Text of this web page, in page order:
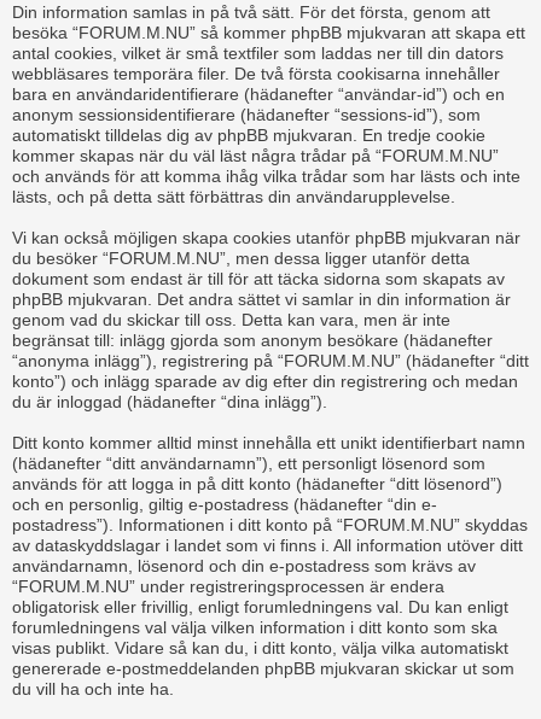
Din information samlas in på två sätt. För det första, genom att
besöka “FORUM.M.NU” så kommer phpBB mjukvaran att skapa ett
antal cookies, vilket är små textfiler som laddas ner till din dators
webbläsares temporära filer. De två första cookisarna innehåller
bara en användaridentifierare (hädanefter “användar-id”) och en
anonym sessionsidentifierare (hädanefter “sessions-id”), som
automatiskt tilldelas dig av phpBB mjukvaran. En tredje cookie
kommer skapas när du väl läst några trådar på “FORUM.M.NU”
och används för att komma ihåg vilka trådar som har lästs och inte
lästs, och på detta sätt förbättras din användarupplevelse.
Vi kan också möjligen skapa cookies utanför phpBB mjukvaran när
du besöker “FORUM.M.NU”, men dessa ligger utanför detta
dokument som endast är till för att täcka sidorna som skapats av
phpBB mjukvaran. Det andra sättet vi samlar in din information är
genom vad du skickar till oss. Detta kan vara, men är inte
begränsat till: inlägg gjorda som anonym besökare (hädanefter
“anonyma inlägg”), registrering på “FORUM.M.NU” (hädanefter “ditt
konto”) och inlägg sparade av dig efter din registrering och medan
du är inloggad (hädanefter “dina inlägg”).
Ditt konto kommer alltid minst innehålla ett unikt identifierbart namn
(hädanefter “ditt användarnamn”), ett personligt lösenord som
används för att logga in på ditt konto (hädanefter “ditt lösenord”)
och en personlig, giltig e-postadress (hädanefter “din e-
postadress”). Informationen i ditt konto på “FORUM.M.NU” skyddas
av dataskyddslagar i landet som vi finns i. All information utöver ditt
användarnamn, lösenord och din e-postadress som krävs av
“FORUM.M.NU” under registreringsprocessen är endera
obligatorisk eller frivillig, enligt forumledningens val. Du kan enligt
forumledningens val välja vilken information i ditt konto som ska
visas publikt. Vidare så kan du, i ditt konto, välja vilka automatiskt
genererade e-postmeddelanden phpBB mjukvaran skickar ut som
du vill ha och inte ha.